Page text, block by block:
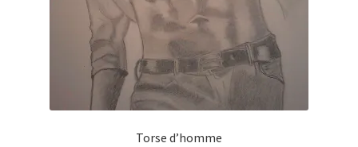
WPMS HTML Sitemap
Torse d’homme